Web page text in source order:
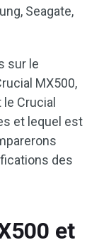
Seagate,
sur le
MX500,
Crucial
et lequel est
des
et